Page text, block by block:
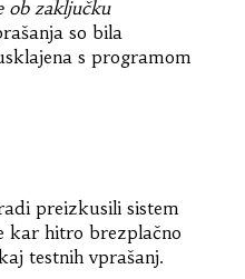
ob zaključku
so bila
s programom
preizkusili sistem
kar hitro brezplačno
testnih vprašanj.